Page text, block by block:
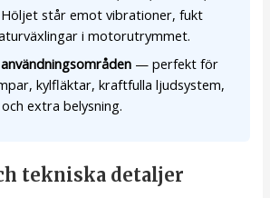
Höljet står emot vibrationer, fukt
i motorutrymmet.
— perfekt för
kylfläktar, kraftfulla ljudsystem,
extra belysning.
tekniska detaljer